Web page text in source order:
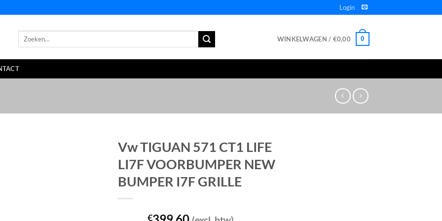
Login
Zoeken
WINKELWAGEN / €0,00 0
Vw TIGUAN 571 CT1 LIFE
LI7F VOORBUMPER NEW
BUMPER I7F GRILLE
€